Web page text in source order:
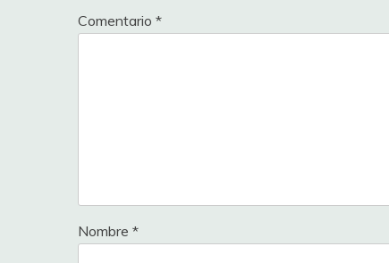
Comentario *
Nombre *